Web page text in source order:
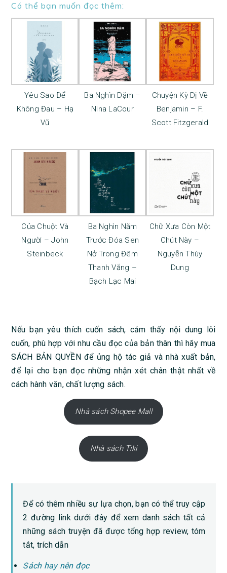
Có thể bạn muốn đọc thêm:
Yêu Sao Để
Không Đau – Hạ
Vũ
Ba Nghìn Dặm –
Nina LaCour
Chuyện Kỳ Dị Về
Benjamin – F.
Scott Fitzgerald
Của Chuột Và
Người – John
Steinbeck
Ba Nghìn Năm
Trước Đóa Sen
Nở Trong Đêm
Thanh Vắng –
Bạch Lạc Mai
Chữ Xưa Còn Một
Chút Này –
Nguyễn Thùy
Dung
Nếu bạn yêu thích cuốn sách, cảm thấy nội dung lôi
cuốn, phù hợp với nhu cầu đọc của bản thân thì hãy mua
SÁCH BẢN QUYỀN để ủng hộ tác giả và nhà xuất bản,
để lại cho bạn đọc những nhận xét chân thật nhất về
cách hành văn, chất lượng sách.
Nhà sách Shopee Mall
Nhà sách Tiki
Để có thêm nhiều sự lựa chọn, bạn có thể truy cập
2 đường link dưới đây để xem danh sách tất cả
những sách truyện đã được tổng hợp review, tóm
tắt, trích dẫn
Sách hay nên đọc